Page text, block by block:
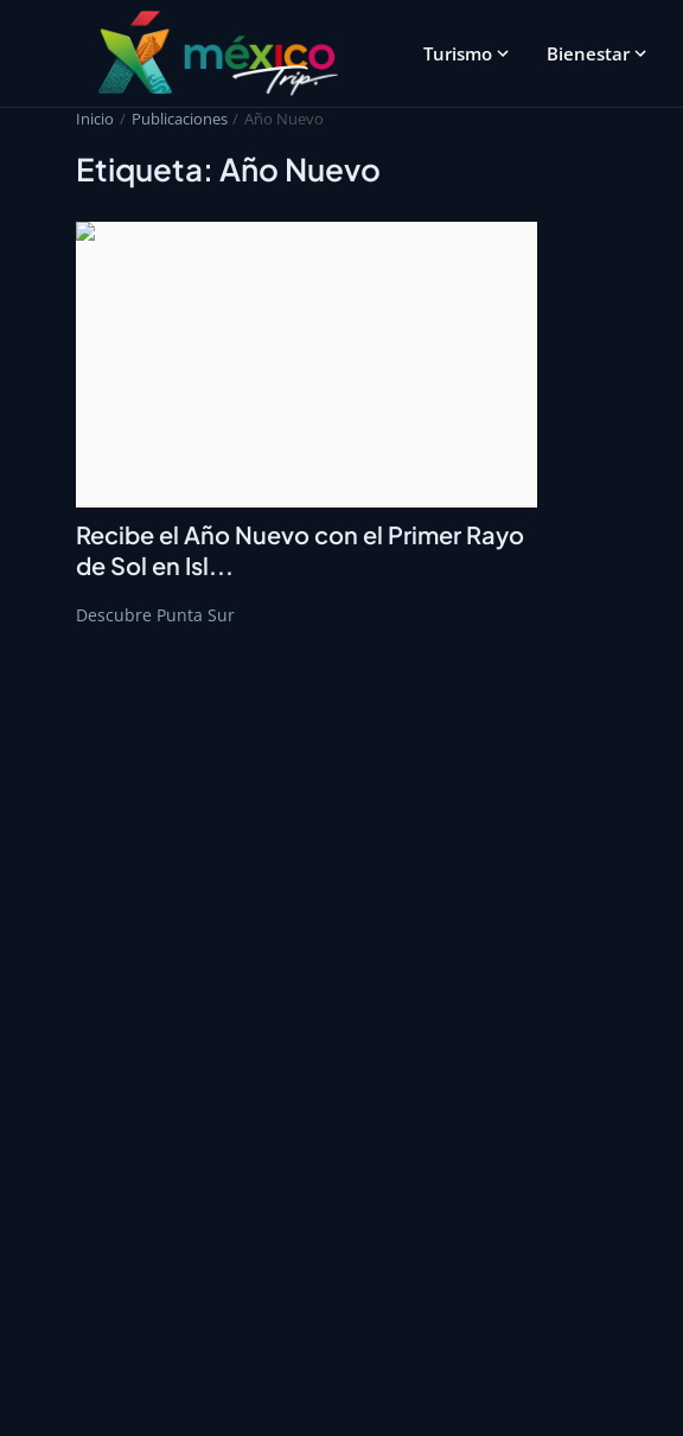
Turismo Bienestar
Inicio Publicaciones Año Nuevo
Etiqueta: Año Nuevo
Recibe el Año Nuevo con el Primer Rayo
de Sol en Isl...
Descubre Punta Sur